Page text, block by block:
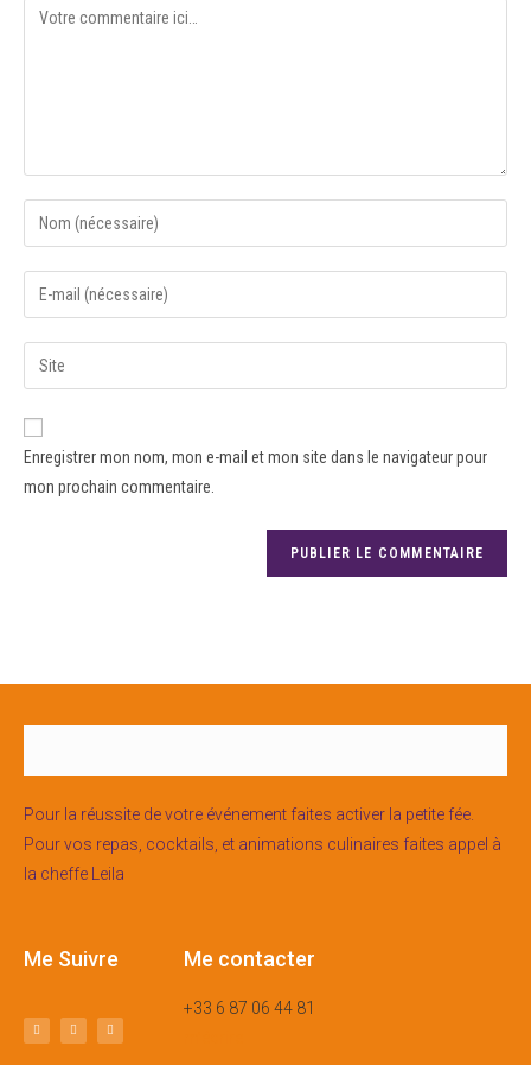
Enregistrer mon nom, mon e-mail et mon site dans le navigateur pour
mon prochain commentaire.
Pour la réussite de votre événement faites activer la petite fée.
Pour vos repas, cocktails, et animations culinaires faites appel à
la cheffe Leila
Me Suivre Me contacter
+33 6 87 06 44 81